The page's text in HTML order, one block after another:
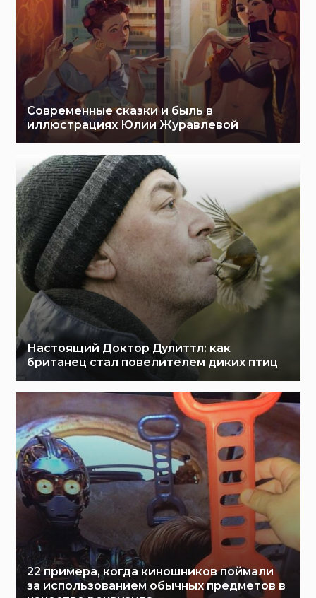
Современные сказки и быль в
иллюстрациях Юлии Журавлевой
Настоящий Доктор Дулиттл: как
британец стал повелителем диких птиц
22 примера, когда киношников поймали
за использованием обычных предметов в